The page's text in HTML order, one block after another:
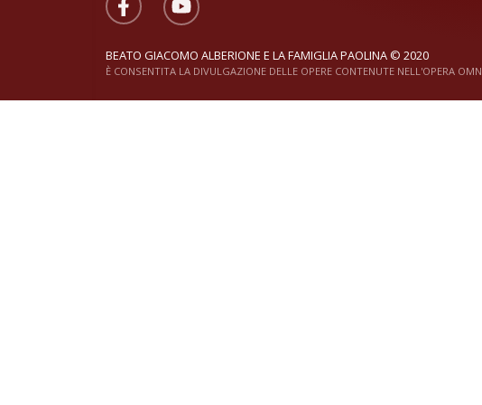
BEATO GIACOMO ALBERIONE E LA FAMIGLIA PAOLINA © 2020
È CONSENTITA LA DIVULGAZIONE DELLE OPERE CONTENUTE NELL'OPERA